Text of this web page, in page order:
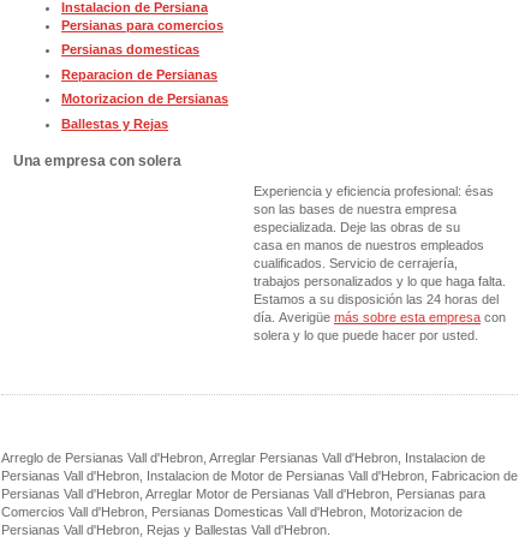
Instalacion de Persiana
Persianas para comercios
Persianas domesticas
Reparacion de Persianas
Motorizacion de Persianas
Ballestas y Rejas
Una empresa con solera
Experiencia y eficiencia profesional: ésas
son las bases de nuestra empresa
especializada. Deje las obras de su
casa en manos de nuestros empleados
cualificados. Servicio de cerrajería,
trabajos personalizados y lo que haga falta.
Estamos a su disposición las 24 horas del
día. Averigüe más sobre esta empresa con
solera y lo que puede hacer por usted.
Arreglo de Persianas Vall d'Hebron, Arreglar Persianas Vall d'Hebron, Instalacion de
Persianas Vall d'Hebron, Instalacion de Motor de Persianas Vall d'Hebron, Fabricacion de
Persianas Vall d'Hebron, Arreglar Motor de Persianas Vall d'Hebron, Persianas para
Comercios Vall d'Hebron, Persianas Domesticas Vall d'Hebron, Motorizacion de
Persianas Vall d'Hebron, Rejas y Ballestas Vall d'Hebron.